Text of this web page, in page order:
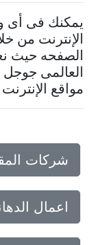
يمكنك فى أى
الإنترنت من
الصفحه حيث
العالمى جوجل
مواقع الإنترنت
شركات
اعمال